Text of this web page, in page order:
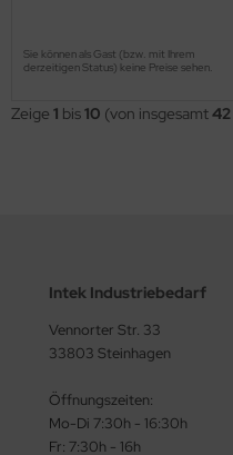
Sie können als Gast (bzw. mit Ihrem
derzeitigen Status) keine Preise sehen.
Zeige 1 bis10 (von insgesamt42
Intek Industriebedarf
Vennorter Str. 33
33803 Steinhagen
Öffnungszeiten:
Mo-Di 7:30h - 16:30h
Fr: 7:30h - 16h